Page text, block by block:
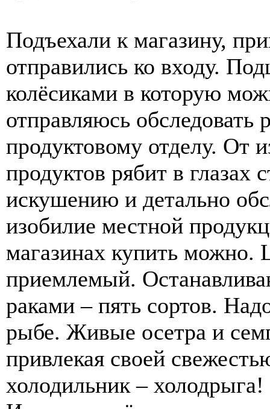
Подъехали к магазину,
отправились ко входу.
колёсиками в которую
отправляюсь
продуктовому отделу. От
продуктов рябит в глазах
искушению и детально
изобилие местной
магазинах купить можно.
приемлемый.
раками – пять сортов.
рыбе. Живые осетра и
привлекая своей
холодильник –